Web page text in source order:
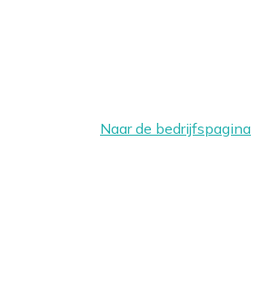
Naar de bedrijfspagina